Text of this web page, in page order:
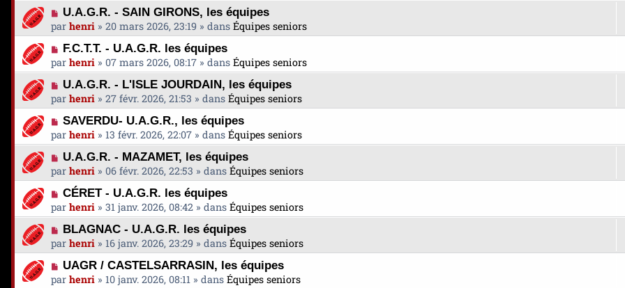
a
g
e
e
s
s
a
g
e
a
u
m
e
s
s
a
g
e
v
e
a
u
m
e
s
s
a
g
e
N
o
u
v
e
a
u
m
e
s
s
a
g
e
U.A.G.R. - SAIN GIRONS, les équipes
par henri » 20 mars 2026, 23:19 » dans Équipes seniors
N
o
u
v
e
a
u
m
e
s
s
a
g
e
F.C.T.T. - U.A.G.R. les équipes
par henri » 07 mars 2026, 08:17 » dans Équipes seniors
N
o
u
v
e
a
u
m
e
s
s
a
g
e
U.A.G.R. - L'ISLE JOURDAIN, les équipes
par henri » 27 févr. 2026, 21:53 » dans Équipes seniors
N
o
u
v
e
u
m
e
s
s
a
g
SAVERDU- U.A.G.R., les équipes
par henri » 13 févr. 2026, 22:07 » dans Équipes seniors
N
o
u
v
e
a
u
m
e
s
U.A.G.R. - MAZAMET, les équipes
par henri » 06 févr. 2026, 22:53 » dans Équipes seniors
N
o
u
v
e
a
u
m
CÉRET - U.A.G.R. les équipes
par henri » 31 janv. 2026, 08:42 » dans Équipes seniors
N
o
u
v
e
BLAGNAC - U.A.G.R. les équipes
par henri » 16 janv. 2026, 23:29 » dans Équipes seniors
N
o
UAGR / CASTELSARRASIN, les équipes
par henri » 10 janv. 2026, 08:11 » dans Équipes seniors